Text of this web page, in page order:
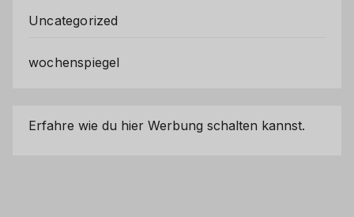
Uncategorized
wochenspiegel
Erfahre wie du hier Werbung schalten kannst.